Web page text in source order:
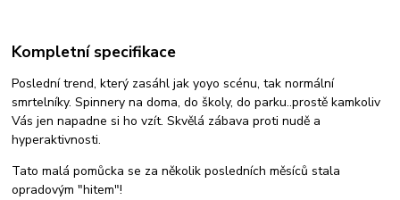
Kompletní specifikace
Poslední trend, který zasáhl jak yoyo scénu, tak normální
smrtelníky. Spinnery na doma, do školy, do parku..prostě kamkoliv
Vás jen napadne si ho vzít. Skvělá zábava proti nudě a
hyperaktivnosti.
Tato malá pomůcka se za několik posledních měsíců stala
opradovým "hitem"!